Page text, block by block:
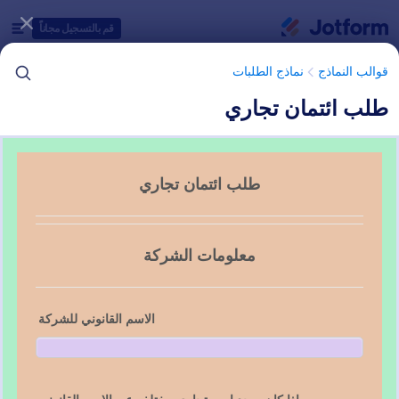
قم بالتسجيل مجاناً
قوالب النماذج نماذج الطلبات
طلب ائتمان تجاري
نماذج الطلبات
نماذج الطلبات الائتمانية
فئات قوالب النماذج